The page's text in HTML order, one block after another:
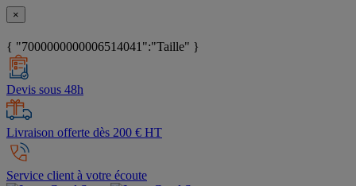
×
{ "7000000000006514041":"Taille" }
Devis sous 48h
Livraison offerte dès 200 € HT
Service client à votre écoute